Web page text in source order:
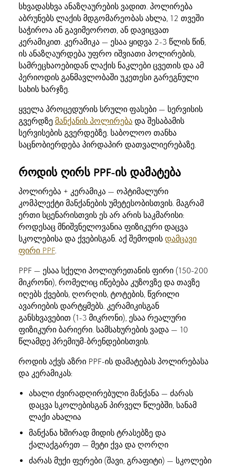
სხვადასხვა ანაზღაურების ვადით. პოლირება
აბრუნებს ლაქის მდგომარეობას ახლა, 12 თვეში
საჭიროა ან გავიმეოროთ, ან დავიცვათ
კერამიკით. კერამიკა — ესაა ყიდვა 2-3 წლის წინ,
ის ანაზღაურდება უფრო იშვიათი პოლირების,
სამრეცხაოებიდან ლაქის ნაკლები ცვეთის და ამ
პერიოდის განმავლობაში უკეთესი გარეგნული
სახის ხარჯზე.
ყველა პროცედურის სრული ფასები — სერვისის
გვერდზე მანქანის პოლირება და შესაბამის
სერვისების გვერდებზე. საბოლოო თანხა
საცნობიერდება პირდაპირ დათვალიერებაზე.
როდის ღირს PPF-ის დამატება
პოლირება + კერამიკა — ოპტიმალური
კომპლექტი მანქანების უმეტესობისთვის. მაგრამ
ერთი სცენარისთვის ეს არ არის საკმარისი:
როდესაც მნიშვნელოვანია ფიზიკური დაცვა
სკოლებისა და ქვებისგან. აქ შემოდის დამცავი
ფირი PPF.
PPF — ესაა სქელი პოლიურეთანის ფირი (150-200
მიკრონი), რომელიც იწებება კუზოვზე და თავზე
იღებს ქვების, ღორღის, ტოტების, წვრილი
ავარიების დარტყმებს. კერამიკისგან
განსხვავებით (1-3 მიკრონი), ესაა რეალური
ფიზიკური ბარიერი. სამსახურების ვადა — 10
წლამდე პრემიუმ-ბრენდებისთვის.
როდის აქვს აზრი PPF-ის დამატებას პოლირებასა
და კერამიკას:
ახალი ძვირადღირებული მანქანა — ძარას
დაცვა სკოლებისგან პირველ წლებში, სანამ
ლაქი ახალია
მანქანა ხშირად მიდის ტრასებზე და
ქალაქგარეთ — მეტი ქვა და ღორღი
ძარას მუქი ფერები (შავი, გრაფიტი) — სკოლები